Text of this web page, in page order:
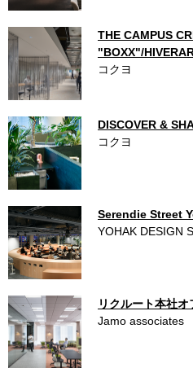
THE CAMPUS
"BOXX"/
コクヨ
DISCOVER &
コクヨ
Serendie Street
YOHAK DESIGN
リクルート本社オ
Jamo associates